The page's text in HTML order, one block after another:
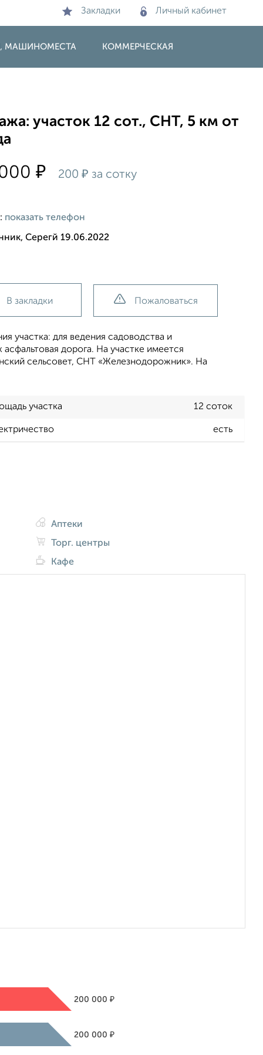
Закладки Личный кабинет
МАШИНОМЕСТА КОММЕРЧЕСКАЯ
участок 12 сот., СНТ, 5 км от
₽ 200₽ за сотку
показать телефон
Серегй 19.06.2022
В закладки Пожаловаться
участка: для ведения садоводства и
дорога. На участке имеется
сельсовет, СНТ «Железнодорожник». На
участка 12 соток
есть
Аптеки
Торг. центры
Кафе
200 000₽
200 000₽